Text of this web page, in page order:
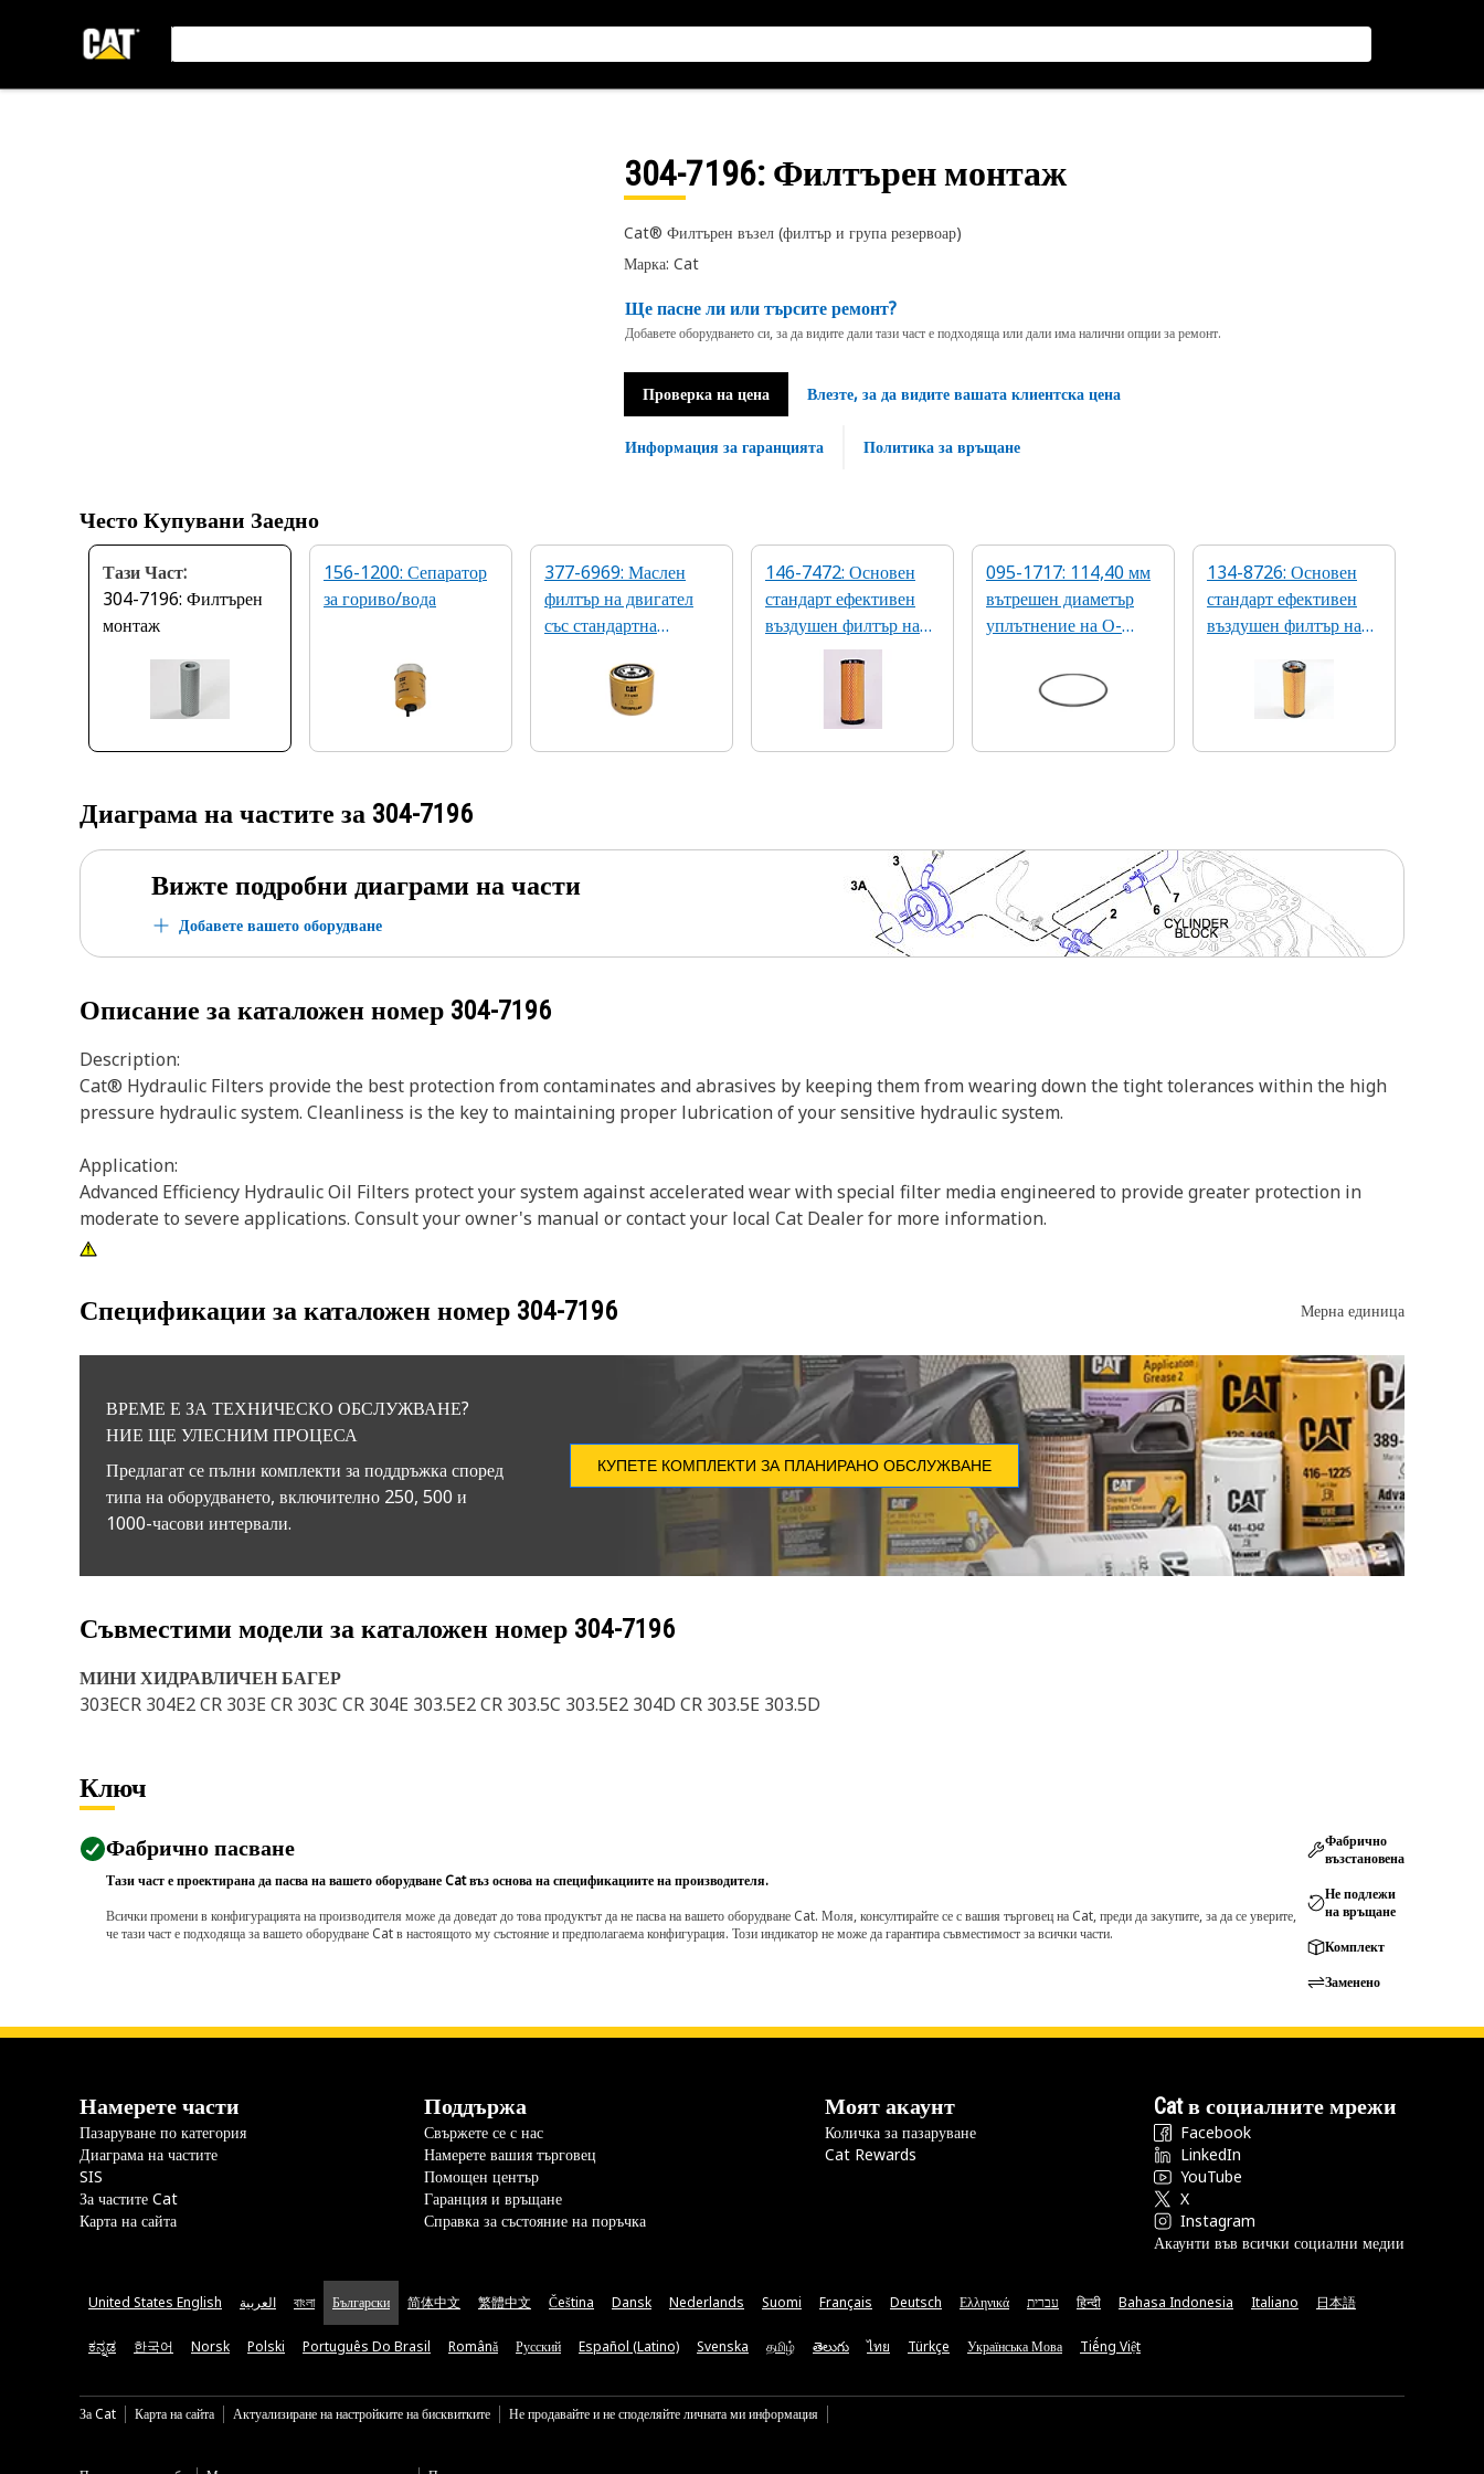
304-7196: Филтърен монтаж
Cat® Филтърен възел (филтър и група резервоар)
Марка: Cat
Ще пасне ли или търсите ремонт?
Добавете оборудването си, за да видите дали тази част е подходяща или дали има налични опции за ремонт.
Проверка на цена Влезте, за да видите вашата клиентска цена
Информация за гаранцията Политика за връщане
Често Купувани Заедно
Тази Част:
304-7196: Филтърен
монтаж
156-1200: Сепаратор
за гориво/вода
377-6969: Маслен
филтър на двигател
със стандартна
146-7472: Основен
стандарт ефективен
въздушен филтър на
двигателя
095-1717: 114,40 мм
вътрешен диаметър
уплътнение на О-
134-8726: Основен
стандарт ефективен
въздушен филтър на
Диаграма на частите за 304-7196
Вижте подробни диаграми на части
Добавете вашето оборудване
Описание за каталожен номер 304-7196
Description:
Cat® Hydraulic Filters provide the best protection from contaminates and abrasives by keeping them from wearing down the tight tolerances within the high
pressure hydraulic system. Cleanliness is the key to maintaining proper lubrication of your sensitive hydraulic system.
Application:
Advanced Efficiency Hydraulic Oil Filters protect your system against accelerated wear with special filter media engineered to provide greater protection in
moderate to severe applications. Consult your owner's manual or contact your local Cat Dealer for more information.
Спецификации за каталожен номер 304-7196 Мерна единица
ВРЕМЕ Е ЗА ТЕХНИЧЕСКО ОБСЛУЖВАНЕ?
НИЕ ЩЕ УЛЕСНИМ ПРОЦЕСА
Предлагат се пълни комплекти за поддръжка според
типа на оборудването, включително 250, 500 и
1000-часови интервали.
КУПЕТЕ КОМПЛЕКТИ ЗА ПЛАНИРАНО ОБСЛУЖВАНЕ
Съвместими модели за каталожен номер 304-7196
МИНИ ХИДРАВЛИЧЕН БАГЕР
303ECR 304E2 CR 303E CR 303C CR 304E 303.5E2 CR 303.5C 303.5E2 304D CR 303.5E 303.5D
Ключ
Фабрично пасване
Тази част е проектирана да пасва на вашето оборудване Cat въз основа на спецификациите на производителя.
Всички промени в конфигурацията на производителя може да доведат до това продуктът да не пасва на вашето оборудване Cat. Моля, консултирайте се с вашия търговец на Cat, преди да закупите, за да се уверите,
че тази част е подходяща за вашето оборудване Cat в настоящото му състояние и предполагаема конфигурация. Този индикатор не може да гарантира съвместимост за всички части.
Фабрично
възстановена
Не подлежи
на връщане
Комплект
Заменено
Намерете части
Пазаруване по категория
Диаграма на частите
SIS
За частите Cat
Карта на сайта
Поддържа
Свържете се с нас
Намерете вашия търговец
Помощен център
Гаранция и връщане
Справка за състояние на поръчка
Моят акаунт
Количка за пазаруване
Cat Rewards
Cat в социалните мрежи
Facebook
LinkedIn
YouTube
X
Instagram
Акаунти във всички социални медии
United States English العربية বাংলা Български 简体中文 繁體中文 Čeština Dansk Nederlands Suomi Français Deutsch Ελληνικά עברית हिन्दी Bahasa Indonesia Italiano 日本語
ಕನ್ನಡ 한국어 Norsk Polski Português Do Brasil Română Русский Español (Latino) Svenska தமிழ் తెలుగు ไทย Türkçe Українська Мова Tiếng Việt
За Cat Карта на сайта Актуализиране на настройките на бисквитките Не продавайте и не споделяйте личната ми информация